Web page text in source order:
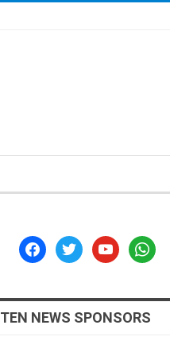
facebooktwitteryoutube
TEN NEWS SPONSORS